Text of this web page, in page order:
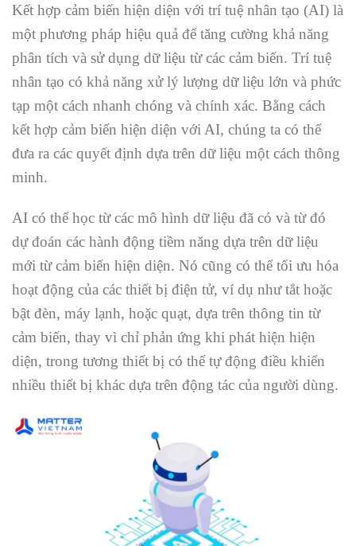
Kết hợp cảm biến hiện diện với trí tuệ nhân tạo (AI) là
một phương pháp hiệu quả để tăng cường khả năng
phân tích và sử dụng dữ liệu từ các cảm biến. Trí tuệ
nhân tạo có khả năng xử lý lượng dữ liệu lớn và phức
tạp một cách nhanh chóng và chính xác. Bằng cách
kết hợp cảm biến hiện diện với AI, chúng ta có thể
đưa ra các quyết định dựa trên dữ liệu một cách thông
minh.
AI có thể học từ các mô hình dữ liệu đã có và từ đó
dự đoán các hành động tiềm năng dựa trên dữ liệu
mới từ cảm biến hiện diện. Nó cũng có thể tối ưu hóa
hoạt động của các thiết bị điện tử, ví dụ như tắt hoặc
bật đèn, máy lạnh, hoặc quạt, dựa trên thông tin từ
cảm biến, thay vì chỉ phản ứng khi phát hiện hiện
diện, trong tương thiết bị có thể tự động điều khiển
nhiều thiết bị khác dựa trên động tác của người dùng.